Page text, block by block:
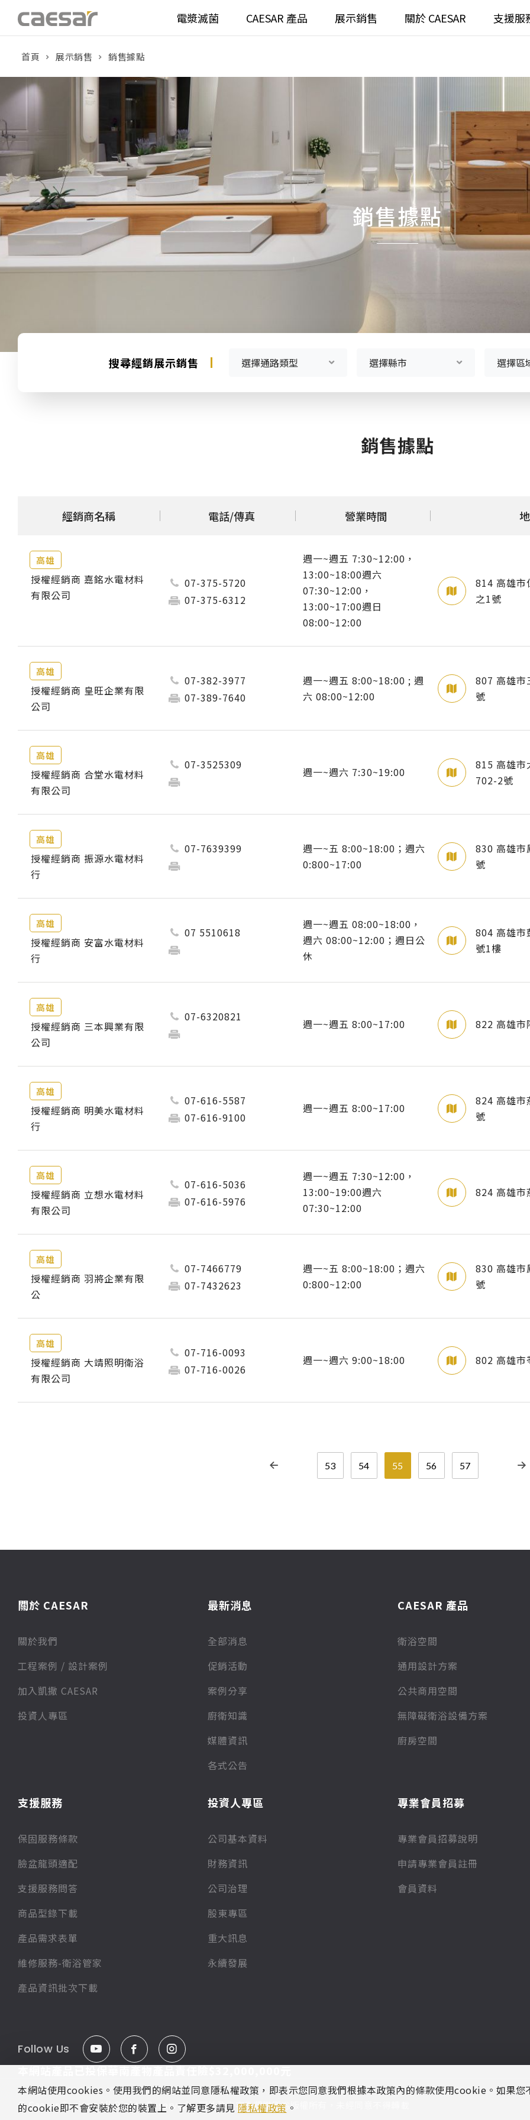
電漿滅菌 CAESAR 產品
溫水洗淨便座
機能電器
鏡櫃 / 鏡面
浴室配件
整體浴室
展示銷售 關於 CAESAR 支援服
產品分類
販賣中商品 已下架商品
搜尋產品
首頁 展示銷售 銷售據點
銷售據點
搜尋經銷展示銷售 選擇通路類型 選擇縣市 選擇區
銷售據點
經銷商名稱 電話/傳真 營業時間
高雄
授權經銷商 嘉銘水電材料
有限公司
07-375-5720
07-375-6312
週一~週五 7:30~12:00，
13:00~18:00週六
07:30~12:00，
13:00~17:00週日
08:00~12:00
814 高雄市
之1號
高雄
授權經銷商 皇旺企業有限
公司
07-382-3977
07-389-7640
週一~週五 8:00~18:00 ; 週
六 08:00~12:00
807 高雄市
號
高雄
授權經銷商 合堂水電材料
有限公司
07-3525309
週一~週六 7:30~19:00
815 高雄市
702-2號
高雄
授權經銷商 振源水電材料
行
07-7639399
週一~五 8:00~18:00；週六
0:800~17:00
830 高雄市
號
高雄
授權經銷商 安富水電材料
行
07 5510618
週一~週五 08:00~18:00，
週六 08:00~12:00；週日公
休
804 高雄市
號1樓
高雄
授權經銷商 三本興業有限
公司
07-6320821
週一~週五 8:00~17:00 822 高雄市
高雄
授權經銷商 明美水電材料
行
07-616-5587
07-616-9100
週一~週五 8:00~17:00
824 高雄市
號
高雄
授權經銷商 立想水電材料
有限公司
07-616-5036
07-616-5976
週一~週五 7:30~12:00，
13:00~19:00週六
07:30~12:00
824 高雄市
高雄
授權經銷商 羽將企業有限
公
07-7466779
07-7432623
週一~五 8:00~18:00；週六
0:800~12:00
830 高雄市
號
高雄
授權經銷商 大靖照明衛浴
有限公司
07-716-0093
07-716-0026
週一~週六 9:00~18:00 802 高雄市
53 54 55 56 57
關於 CAESAR
關於我們
⼯程案例 / 設計案例
加入凱撒 CAESAR
投資人專區
最新消息
全部消息
促銷活動
案例分享
廚衛知識
媒體資訊
各式公告
CAESAR 產品
衛浴空間
通用設計方案
公共商用空間
無障礙衛浴設備方案
廚房空間
支援服務
保固服務條款
臉盆龍頭適配
支援服務問答
商品型錄下載
產品需求表單
維修服務-衛浴管家
產品資訊批次下載
投資人專區
公司基本資料
財務資訊
公司治理
股東專區
重大訊息
永續發展
專業會員招募
專業會員招募說明
申請專業會員註冊
會員資料
Follow Us
本網站產品已投保華南產物產品責任險$32,000,000元
© Caesar Sanitar. All Rights Reserved. 圖片及文字為凱撒衛浴版權所有，未經同意不得轉載
本網站使用cookies。使用我們的網站並同意隱私權政策，即表示您同意我們根據本政策內的條款使用cookie。如果您
的cookie即不會安裝於您的裝置上。了解更多請見 隱私權政策 。